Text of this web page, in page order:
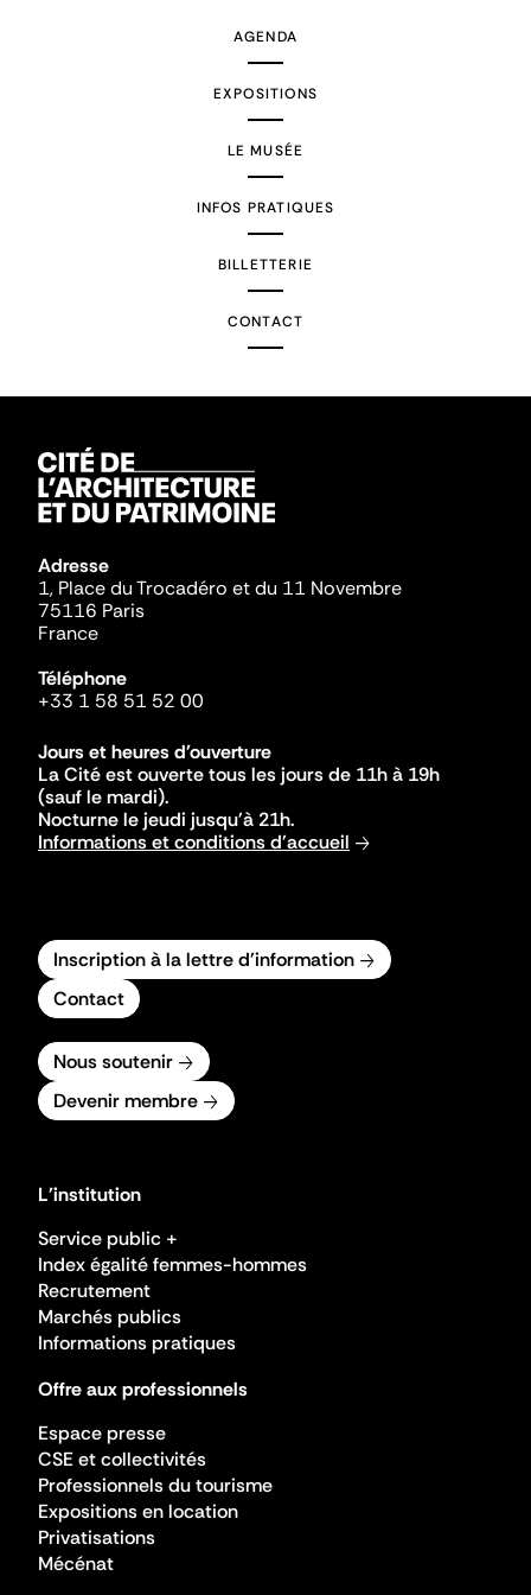
AGENDA
EXPOSITIONS
LE MUSÉE
INFOS PRATIQUES
BILLETTERIE
CONTACT
Adresse
1, Place du Trocadéro et du 11 Novembre
75116 Paris
France
Téléphone
+33 1 58 51 52 00
Jours et heures d'ouverture
La Cité est ouverte tous les jours de 11h à 19h
(sauf le mardi).
Nocturne le jeudi jusqu'à 21h.
Informations et conditions d'accueil
Inscription à la lettre d'information
Contact
Nous soutenir
Devenir membre
L'institution
Service public +
Index égalité femmes-hommes
Recrutement
Marchés publics
Informations pratiques
Offre aux professionnels
Espace presse
CSE et collectivités
Professionnels du tourisme
Expositions en location
Privatisations
Mécénat